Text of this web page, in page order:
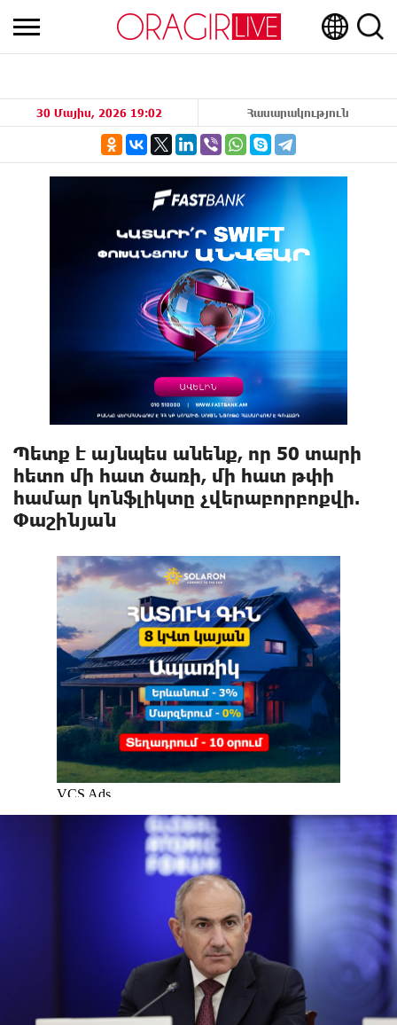
30 Մայիս, 2026 19:02 Հասարակություն
Պետք է այնպես անենք, որ 50 տարի
հետո մի հատ ծառի, մի հատ թփի
համար կոնֆլիկտը չվերաբորբոքվի.
Փաշինյան